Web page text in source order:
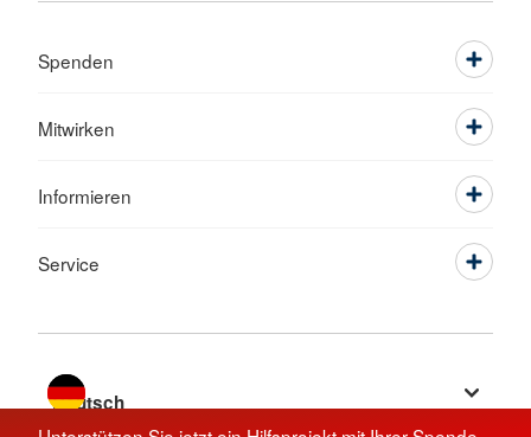
Spenden
Mitwirken
Informieren
Service
Sprache wechseln zu